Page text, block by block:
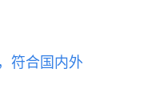
符合国内外